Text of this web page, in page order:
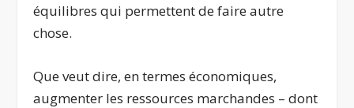
équilibres qui permettent de faire autre
chose.
Que veut dire, en termes économiques,
augmenter les ressources marchandes – dont